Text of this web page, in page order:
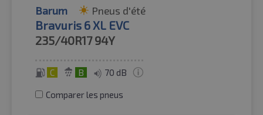
Barum Pneus d'été
Bravuris 6 XL EVC
235/40R17 94Y
C B 70 dB
Comparer les pneus